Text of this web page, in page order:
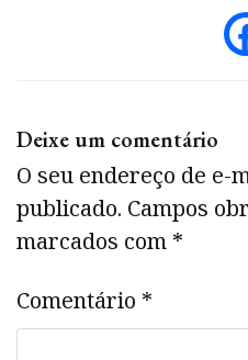
Deixe um comentário
O seu endereço de e-
publicado. Campos
marcados com *
Comentário *